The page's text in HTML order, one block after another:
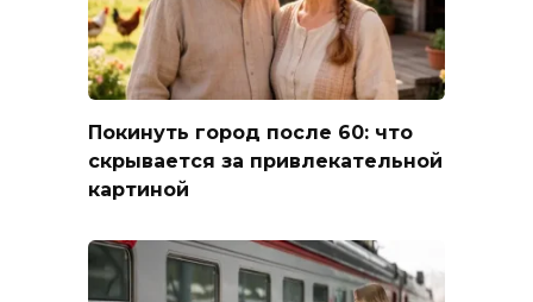
Покинуть город после 60: что
скрывается за привлекательной
картиной